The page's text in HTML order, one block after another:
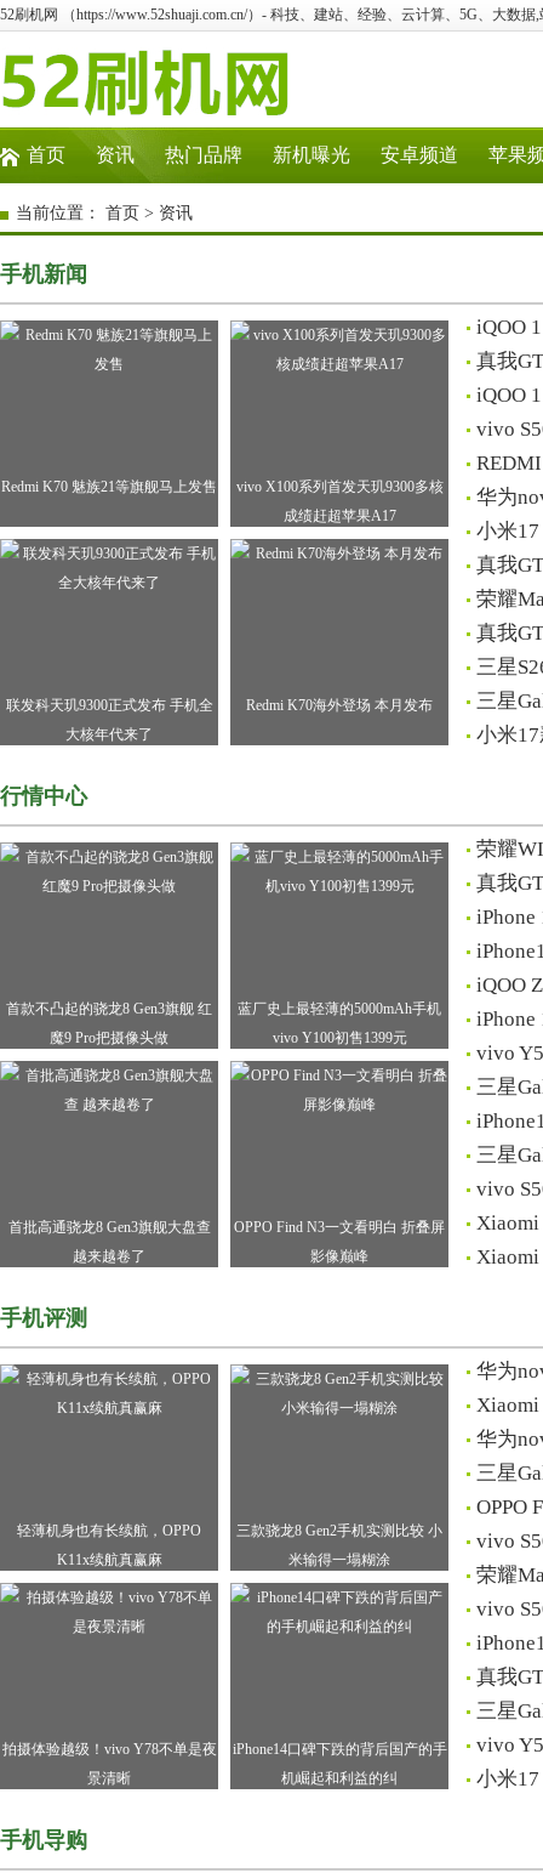
52刷机网 （https://www.52shuaji.com.cn/）- 科技、建站、经验、云计算、5G、大数据
首页 资讯 热门品牌 新机曝光 安卓频道 苹果
当前位置： 首页 > 资讯
手机新闻
Redmi K70 魅族21等旗舰马上发售
vivo X100系列首发天玑9300多核
成绩赶超苹果A17
联发科天玑9300正式发布 手机全
大核年代来了
Redmi K70海外登场 本月发布
iQOO
真我
iQOO
vivo
华为
小米
真我
荣耀
真我
三星
三星
小米
行情中心
首款不凸起的骁龙8 Gen3旗舰 红
魔9 Pro把摄像头做
蓝厂史上最轻薄的5000mAh手机
vivo Y100初售1399元
首批高通骁龙8 Gen3旗舰大盘查
越来越卷了
OPPO Find N3一文看明白 折叠屏
影像巅峰
荣耀
真我
iQOO
vivo
三星
三星
vivo
手机评测
轻薄机身也有长续航，OPPO
K11x续航真赢麻
三款骁龙8 Gen2手机实测比较 小
米输得一塌糊涂
拍摄体验越级！vivo Y78不单是夜
景清晰
iPhone14口碑下跌的背后国产的手
机崛起和利益的纠
华为
Xiaomi
华为
三星
OPPO
vivo
荣耀
vivo
真我
三星
vivo
小米
手机导购